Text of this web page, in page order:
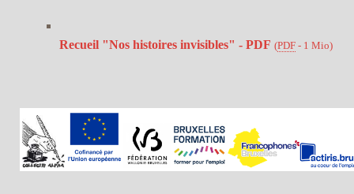
Recueil "Nos histoires invisibles" - PDF (PDF- 1 Mio)